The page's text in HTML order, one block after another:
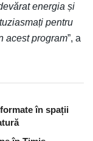
energia și
pentru
acest program”, a
în spații